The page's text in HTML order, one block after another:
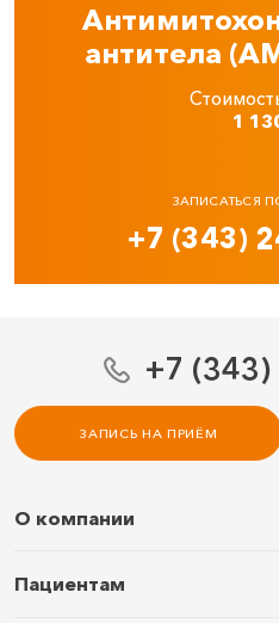
антитела
1
ЗАПИСАТЬСЯ
+7 (343)
+7
ЗАПИСЬ НА ПРИЁМ
О компании
Услуги и цены
Пациентам